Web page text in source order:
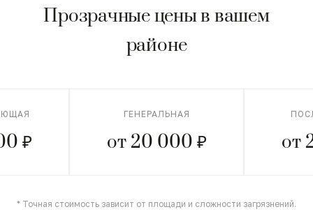
Прозрачные цены в вашем
районе
₽
ГЕНЕРАЛЬНАЯ
от 20 000 ₽ от
* Точная стоимость зависит от площади и сложности загрязнений.